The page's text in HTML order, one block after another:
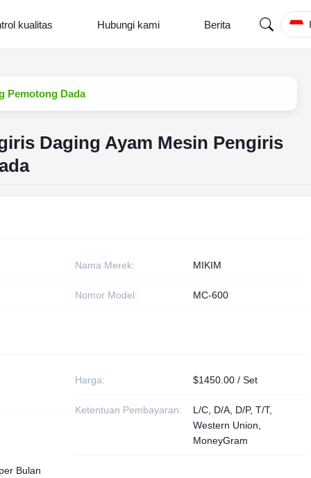
kualitas Hubungi kami Berita
Pemotong Dada
Daging Ayam Mesin Pengiris
Nama Merek: MIKIM
Nomor Model: MC-600
Harga: $1450.00 / Set
Ketentuan Pembayaran:
L/C, D/A, D/P, T/T,
Western Union,
MoneyGram
Bulan